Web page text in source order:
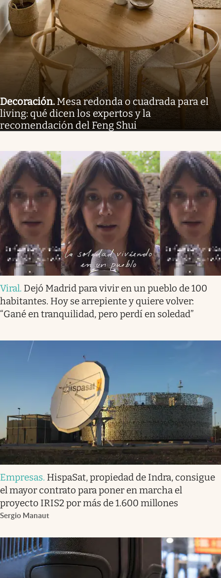
Decoración. Mesa redonda o cuadrada para el
living: qué dicen los expertos y la
recomendación del Feng Shui
Viral. Dejó Madrid para vivir en un pueblo de 100
habitantes. Hoy se arrepiente y quiere volver:
“Gané en tranquilidad, pero perdí en soledad”
Empresas. HispaSat, propiedad de Indra, consigue
el mayor contrato para poner en marcha el
proyecto IRIS2 por más de 1.600 millones
Sergio Manaut